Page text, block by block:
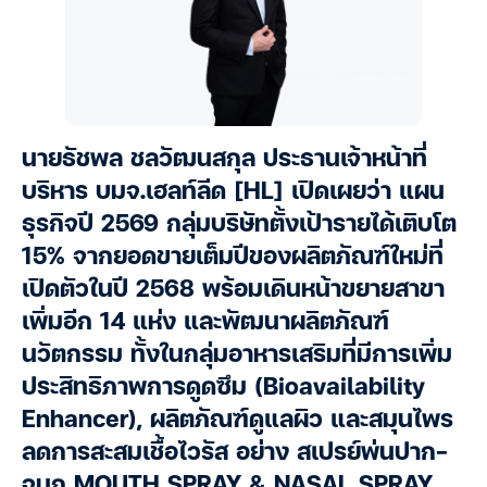
นายธัชพล ชลวัฒนสกุล ประธานเจ้าหน้าที่
บริหาร บมจ.เฮลท์ลีด [HL] เปิดเผยว่า แผน
ธุรกิจปี 2569 กลุ่มบริษัทตั้งเป้ารายได้เติบโต
15% จากยอดขายเต็มปีของผลิตภัณฑ์ใหม่ที่
เปิดตัวในปี 2568 พร้อมเดินหน้าขยายสาขา
เพิ่มอีก 14 แห่ง และพัฒนาผลิตภัณฑ์
นวัตกรรม ทั้งในกลุ่มอาหารเสริมที่มีการเพิ่ม
ประสิทธิภาพการดูดซึม (Bioavailability
Enhancer), ผลิตภัณฑ์ดูแลผิว และสมุนไพร
ลดการสะสมเชื้อไวรัส อย่าง สเปรย์พ่นปาก-